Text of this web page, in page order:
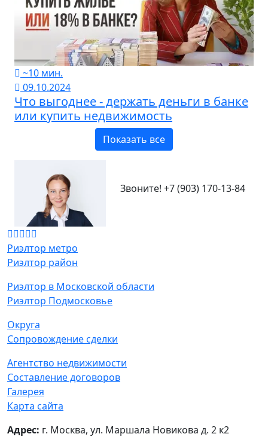
~10 мин.
09.10.2024
Что выгоднее - держать деньги в банке
или купить недвижимость
Показать все
Звоните! +7 (903) 170-13-84
Риэлтор метро
Риэлтор район
Риэлтор в Московской области
Риэлтор Подмосковье
Округа
Сопровождение сделки
Агентство недвижимости
Составление договоров
Галерея
Карта сайта
Адрес: г. Москва, ул. Маршала Новикова д. 2 к2